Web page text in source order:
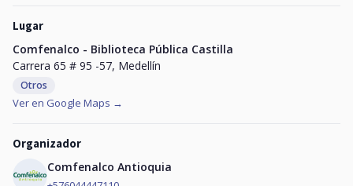
Lugar
Comfenalco - Biblioteca Pública Castilla
Carrera 65 # 95 -57, Medellín
Otros
Ver en Google Maps →
Organizador
Comfenalco Antioquia